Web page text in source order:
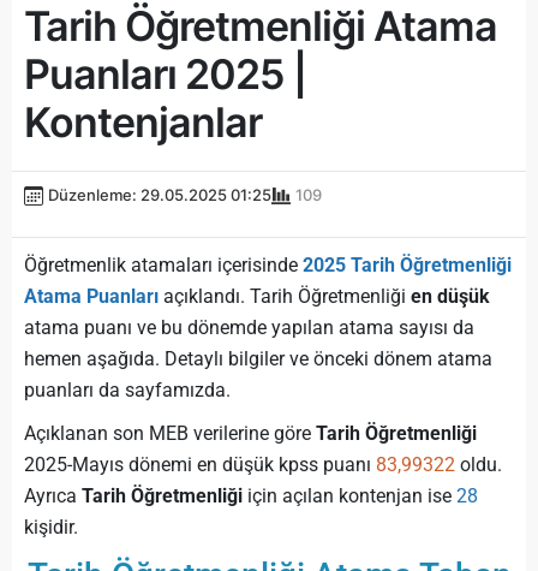
Tarih Öğretmenliği Atama
Puanları 2025 |
Kontenjanlar
Düzenleme: 29.05.2025 01:25 109
Öğretmenlik atamaları içerisinde 2025 Tarih Öğretmenliği
Atama Puanları açıklandı. Tarih Öğretmenliği en düşük
atama puanı ve bu dönemde yapılan atama sayısı da
hemen aşağıda. Detaylı bilgiler ve önceki dönem atama
puanları da sayfamızda.
Açıklanan son MEB verilerine göre Tarih Öğretmenliği
2025-Mayıs dönemi en düşük kpss puanı 83,99322 oldu.
Ayrıca Tarih Öğretmenliği için açılan kontenjan ise 28
kişidir.